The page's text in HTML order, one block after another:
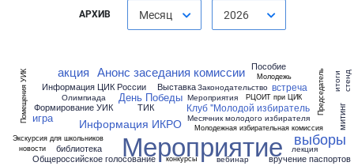
АРХИВ Месяц 2026
Анонс заседания комиссии
Выставка
День Победы
Законодательство
Информация ИКРО
Информация ЦИК России
Клуб "Молодой избиратель
Мероприятие
Мероприятия
Месячник молодого избирателя
Молодежная избирательная комиссия
Молодежь
Общероссийское голосование
Олимпиада
Помещения УИК
Пособие
Председатель
РЦОИТ при ЦИК
ТИК
Формирование УИК
Экскурсия для школьников
акция
библиотека
вебинар вручение паспортов
встреча
выборы
игра
итоги
конкурсы
лекция
митинг
новости
стенд